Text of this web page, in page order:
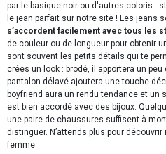
par le basique noir ou d'autres coloris :
le jean parfait sur notre site ! Les jeans
s’accordent facilement avec tous les
de couleur ou de longueur pour obtenir
sont souvent les petits détails qui te
crées un look : brodé, il apportera un
pantalon délavé ajoutera une touche
boyfriend aura un rendu tendance et un
est bien accordé avec des bijoux.
une paire de chaussures suffisent à
distinguer. N’attends plus pour
femme.